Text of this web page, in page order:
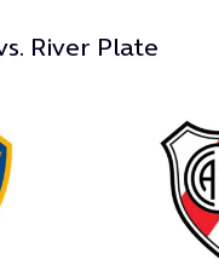
River Plate